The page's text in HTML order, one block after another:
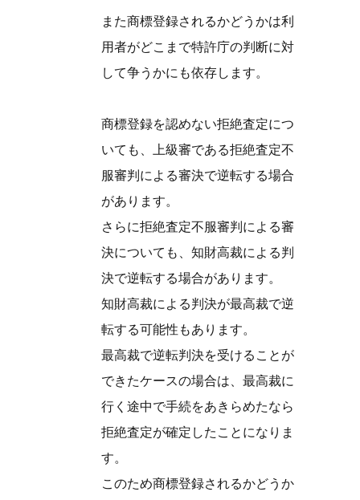
また商標登録されるかどうかは利
用者がどこまで特許庁の判断に対
して争うかにも依存します。
商標登録を認めない拒絶査定につ
いても、上級審である拒絶査定不
服審判による審決で逆転する場合
があります。
さらに拒絶査定不服審判による審
決についても、知財高裁による判
決で逆転する場合があります。
知財高裁による判決が最高裁で逆
転する可能性もあります。
最高裁で逆転判決を受けることが
できたケースの場合は、最高裁に
行く途中で手続をあきらめたなら
拒絶査定が確定したことになりま
す。
このため商標登録されるかどうか